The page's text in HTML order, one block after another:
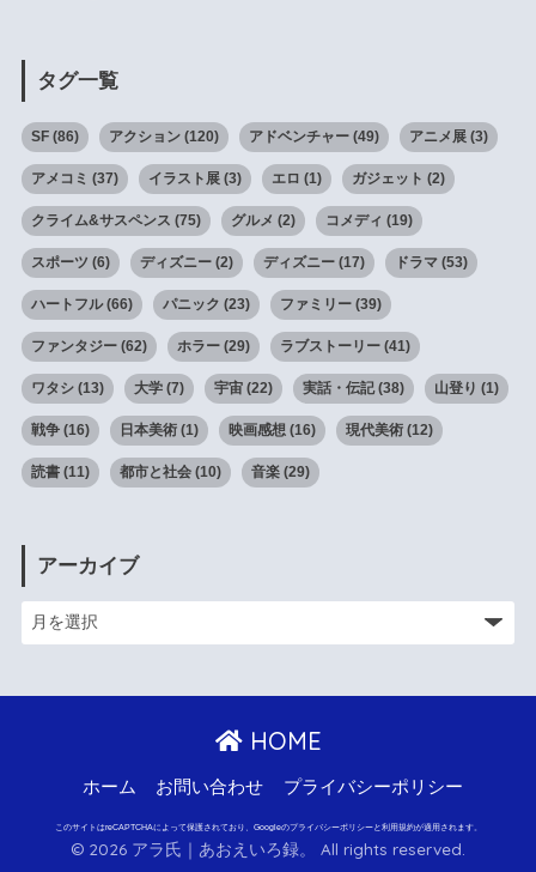
タグ一覧
SF(86) アクション(120) アドベンチャー(49) アニメ展(3)
アメコミ (37) イラスト展(3) エロ (1) ガジェット (2)
クライム&サスペンス (75) グルメ (2) コメディ (19)
スポーツ (6) ディズニー(2) ディズニー(17) ドラマ(53)
ハートフル(66) パニック (23) ファミリー(39)
ファンタジー(62) ホラー(29) ラブストーリー(41)
ワタシ(13) 大学(7) 宇宙(22) 実話・伝記(38) 山登り (1)
戦争(16) 日本美術(1) 映画感想(16) 現代美術(12)
読書(11) 都市と社会(10) 音楽(29)
アーカイブ
HOME
ホーム お問い合わせ プライバシーポリシー
このサイトはreCAPTCHAによって保護されており、Googleのプライバシーポリシーと利用規約が適用されます。
© 2026 アラ氏｜あおえいろ録。 All rights reserved.